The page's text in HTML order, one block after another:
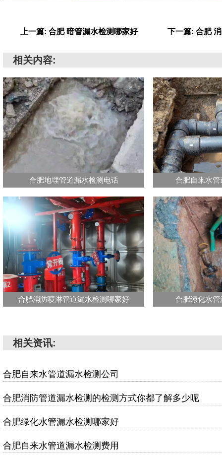
上一篇: 合肥 暗管漏水检测哪家好 下一篇: 合肥
相关内容:
合肥地埋管道漏水检测电话 合肥自来水
合肥消防喷淋管道漏水检测哪家好 合肥绿化水
相关资讯:
合肥自来水管道漏水检测公司
合肥消防管道漏水检测的检测方式你都了解多少呢
合肥绿化水管漏水检测哪家好
合肥自来水管道漏水检测费用